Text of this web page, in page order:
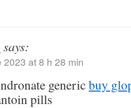
says:
2023 at 8 h 28 min
genericbuy
pills